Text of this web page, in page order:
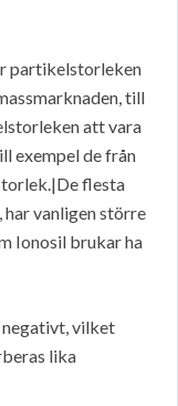
partikelstorleken
till
att vara
exempel de från
flesta
vanligen större
Ionosil brukar ha
vilket
lika